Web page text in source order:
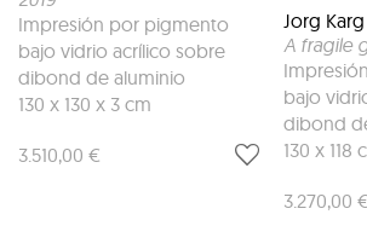
Impresión por pigmento
bajo vidrio acrílico sobre
dibond de aluminio
130 x 130 x 3 cm
3.510,00 €
Jorg Karg
A fragile
bajo
dibond
130 x 118
3.270,00 €